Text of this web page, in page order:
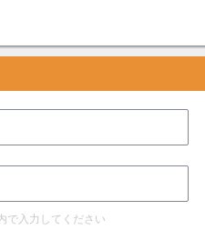
で入力してください